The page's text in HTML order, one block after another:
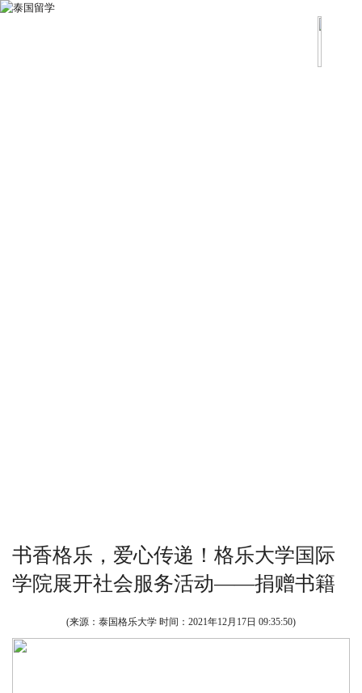
书香格乐，爱心传递！格乐大学国际
学院展开社会服务活动——捐赠书籍
(来源：泰国格乐大学 时间： 2021年12月17日 09:35:50)